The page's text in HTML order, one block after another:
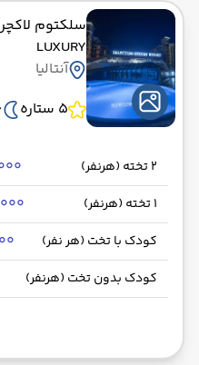
سلکتوم
LUXURY
آنتالیا
5 ستاره
2 تخته (هرنفر)
1 تخته (هرنفر)
کودک با تخت (هر نفر)
کودک بدون تخت (هرنفر)